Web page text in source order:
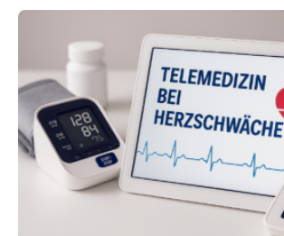
Forscherinnen der Technischen
(TUD) richtet sich das Portal sowohl an
und Patienten, aber ebenso an
Fachpersonal. Für all diese Zielgruppen
speziell zugeschnittene Informationen,
digitale Gesundheitskompetenz zu